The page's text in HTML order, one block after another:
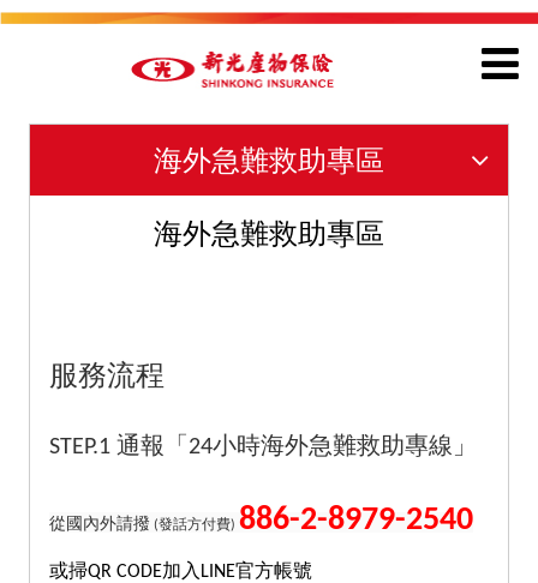
海外急難救助專區
海外急難救助專區
服務流程
STEP.1 通報「24小時海外急難救助專線」
從國內外請撥 (發話方付費) 886-2-8979-2540
或掃QR CODE加入LINE官方帳號